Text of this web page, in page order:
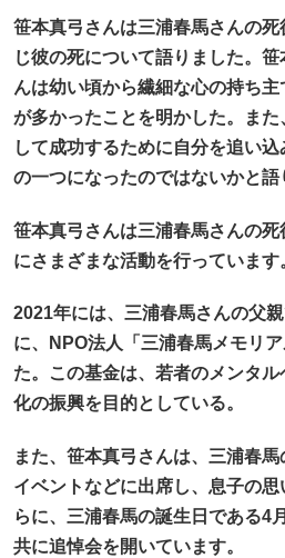
笹本真弓さんは三浦春馬さんの
じ彼の死について語りました。
んは幼い頃から繊細な心の持ち
が多かったことを明かした。ま
して成功するために自分を追い
の一つになったのではないかと語
笹本真弓さんは三浦春馬さんの
にさまざまな活動を行っています
2021年には、三浦春馬さんの父
に、NPO法人「 三浦春馬メモリ
た。この基金は、若者のメンタ
化の振興を目的としている。
また、笹本真弓さんは、三浦春
イベントなどに出席し、息子の
らに、三浦春馬の誕生日である4
共に追悼会を開いています。